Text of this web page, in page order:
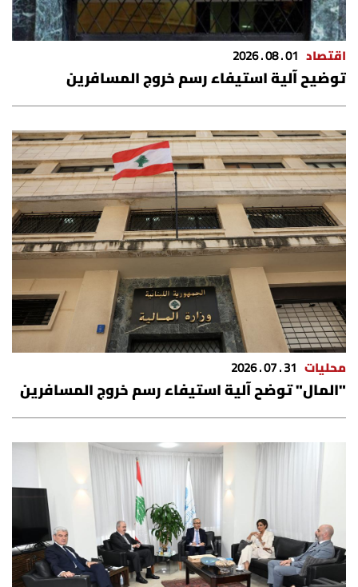
اقتصاد 01 . 08 . 2026
توضيح آلية استيفاء رسم خروج المسافرين
محليات 31 . 07 . 2026
"المال" توضح آلية استيفاء رسم خروج المسافرين